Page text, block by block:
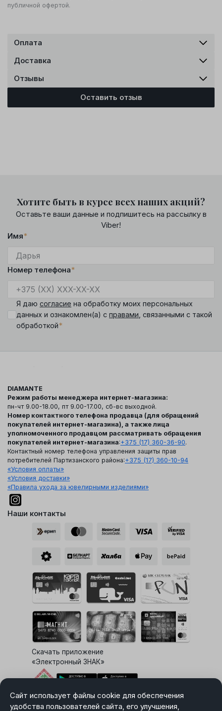
публичной офертой.
Оплата
Доставка
Отзывы
Оставить отзыв
Сайт использует файлы cookie для обеспечения
удобства пользователей сайта, его улучшения,
Хотите быть в курсе всех наших акций?
Оставьте ваши данные и подпишитесь на рассылку в
Viber!
Имя*
Номер телефона*
Я даю согласие на обработку моих персональных
данных и ознакомлен(а) с правами , связанными с такой
обработкой*
DIAMANTE
Режим работы менеджера интернет-магазина:
пн-чт 9.00-18.00, пт 9.00-17.00, сб-вс выходной.
Номер контактного телефона продавца (для обращений
покупателей интернет-магазина), а также лица
уполномоченного продавцом рассматривать обращения
покупателей интернет-магазина:+375 (17) 360-36-90.
Контактный номер телефона управления защиты прав
потребителей Партизанского района:+375 (17) 360-10-94
«Условия оплаты»
«Условия доставки»
«Правила ухода за ювелирными изделиями»
Наши контакты
Скачать приложение
«Электронный ЗНАК»
Выбор настроек Cookie